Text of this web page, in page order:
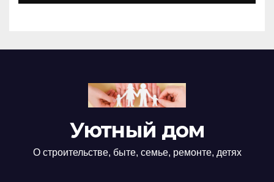
Уютный дом
О строительстве, быте, семье, ремонте, детях